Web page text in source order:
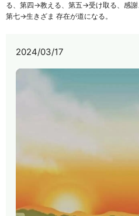
る、第四→教える、第五→受け取る、感謝
第七→生きざま 存在が道になる。
2024/03/17